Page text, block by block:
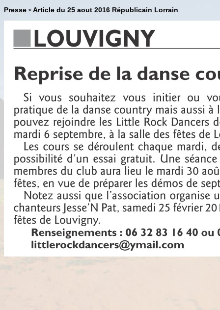
Presse > Article du 25 aout 2016 Républicain Lorrain